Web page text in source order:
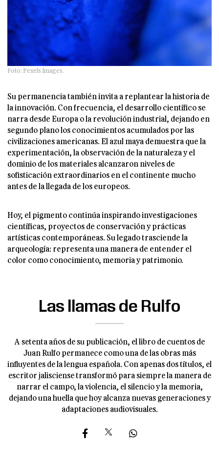
Foto: Pexels Images.
Su permanencia también invita a replantear la historia de
la innovación. Con frecuencia, el desarrollo científico se
narra desde Europa o la revolución industrial, dejando en
segundo plano los conocimientos acumulados por las
civilizaciones americanas. El azul maya demuestra que la
experimentación, la observación de la naturaleza y el
dominio de los materiales alcanzaron niveles de
sofisticación extraordinarios en el continente mucho
antes de la llegada de los europeos.
Hoy, el pigmento continúa inspirando investigaciones
científicas, proyectos de conservación y prácticas
artísticas contemporáneas. Su legado trasciende la
arqueología: representa una manera de entender el
color como conocimiento, memoria y patrimonio.
Las llamas de Rulfo
A setenta años de su publicación, el libro de cuentos de
Juan Rulfo permanece como una de las obras más
influyentes de la lengua española. Con apenas dos títulos, el
escritor jalisciense transformó para siempre la manera de
narrar el campo, la violencia, el silencio y la memoria,
dejando una huella que hoy alcanza nuevas generaciones y
adaptaciones audiovisuales.